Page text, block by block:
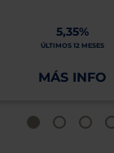
5,35%
ÚLTIMOS 12 MESES
MÁS INFO